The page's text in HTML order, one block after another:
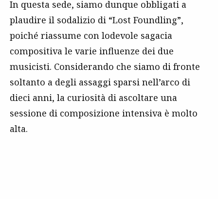
In questa sede, siamo dunque obbligati a
plaudire il sodalizio di “Lost Foundling”,
poiché riassume con lodevole sagacia
compositiva le varie influenze dei due
musicisti. Considerando che siamo di fronte
soltanto a degli assaggi sparsi nell’arco di
dieci anni, la curiosità di ascoltare una
sessione di composizione intensiva è molto
alta.